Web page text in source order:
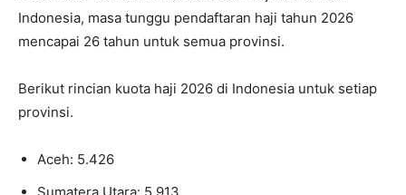
Indonesia, masa tunggu pendaftaran haji tahun 2026
mencapai 26 tahun untuk semua provinsi.
Berikut rincian kuota haji 2026 di Indonesia untuk setiap
provinsi.
Aceh: 5.426
Sumatera Utara: 5.913